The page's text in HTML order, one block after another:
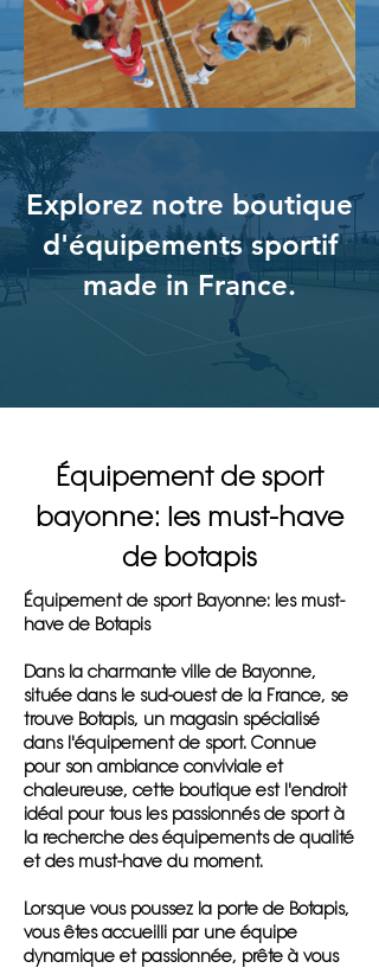
Explorez notre boutique
d'équipements sportif
made in France.
Équipement de sport
bayonne: les must-have
de botapis
Équipement de sport Bayonne: les must-
have de Botapis
Dans la charmante ville de Bayonne,
située dans le sud-ouest de la France, se
trouve Botapis, un magasin spécialisé
dans l'équipement de sport. Connue
pour son ambiance conviviale et
chaleureuse, cette boutique est l'endroit
idéal pour tous les passionnés de sport à
la recherche des équipements de qualité
et des must-have du moment.
Lorsque vous poussez la porte de Botapis,
vous êtes accueilli par une équipe
dynamique et passionnée, prête à vous